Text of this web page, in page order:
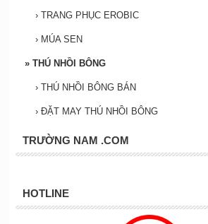
› TRANG PHỤC EROBIC
› MÚA SEN
» THÚ NHỒI BÔNG
› THÚ NHỒI BÔNG BÁN
› ĐẶT MAY THÚ NHỒI BÔNG
TRƯỜNG NAM .COM
HOTLINE